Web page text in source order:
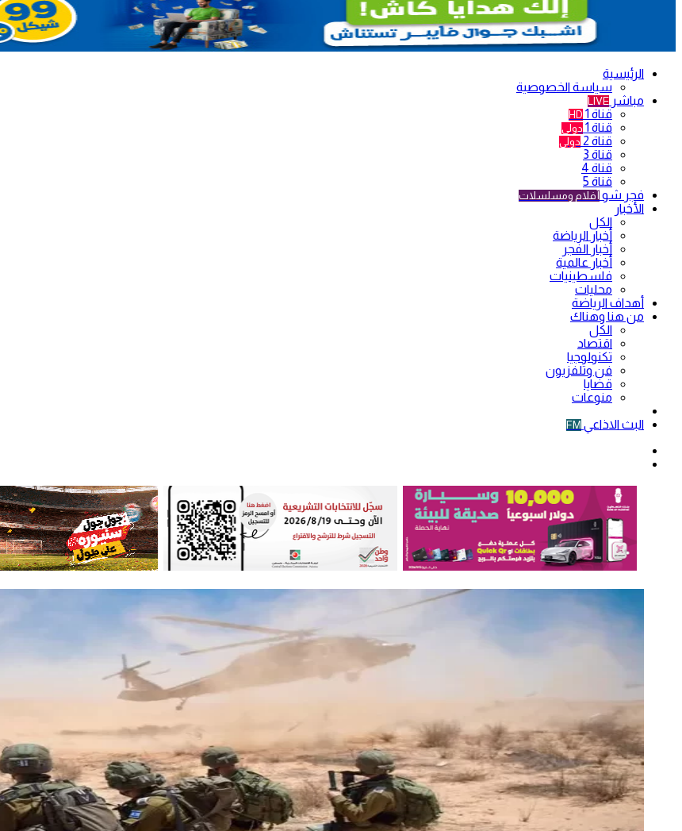
الرئيسية
سياسة الخصوصية
مباشر LIVE
قناة 1 HD
قناة 1 دولي
قناة 2 دولي
قناة 3
قناة 4
قناة 5
فجر شو أفلام ومسلسلات
الأخبار
الكل
أخبار الرياضة
أخبار الفجر
أخبار عالمية
فلسطينيات
محليات
أهداف الرياضة
من هنا وهناك
الكل
اقتصاد
تكنولوجيا
فن وتلفزيون
قضايا
منوعات
البث الاذاعي FM